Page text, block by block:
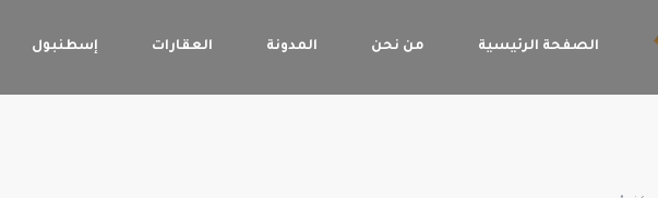
الصفحة الرئيسية من نحن المدونة العقارات إسطنبول